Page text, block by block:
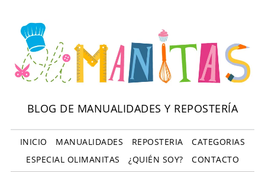
BLOG DE MANUALIDADES Y REPOSTERÍA
INICIO MANUALIDADES REPOSTERIA
CATEGORIAS
ESPECIAL OLIMANITAS
¿QUIÉN SOY? CONTACTO